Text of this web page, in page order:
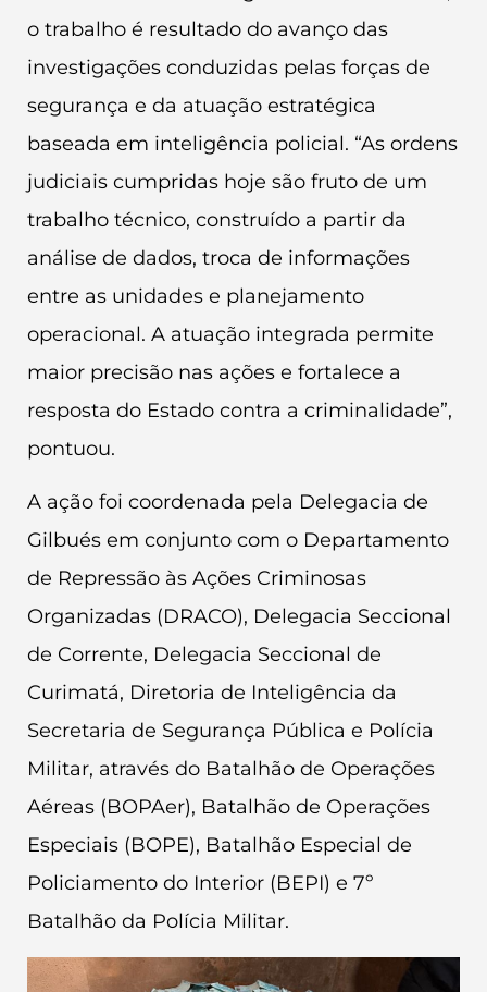
o trabalho é resultado do avanço das
investigações conduzidas pelas forças de
segurança e da atuação estratégica
baseada em inteligência policial. “As ordens
judiciais cumpridas hoje são fruto de um
trabalho técnico, construído a partir da
análise de dados, troca de informações
entre as unidades e planejamento
operacional. A atuação integrada permite
maior precisão nas ações e fortalece a
resposta do Estado contra a criminalidade”,
pontuou.
A ação foi coordenada pela Delegacia de
Gilbués em conjunto com o Departamento
de Repressão às Ações Criminosas
Organizadas (DRACO), Delegacia Seccional
de Corrente, Delegacia Seccional de
Curimatá, Diretoria de Inteligência da
Secretaria de Segurança Pública e Polícia
Militar, através do Batalhão de Operações
Aéreas (BOPAer), Batalhão de Operações
Especiais (BOPE), Batalhão Especial de
Policiamento do Interior (BEPI) e 7º
Batalhão da Polícia Militar.